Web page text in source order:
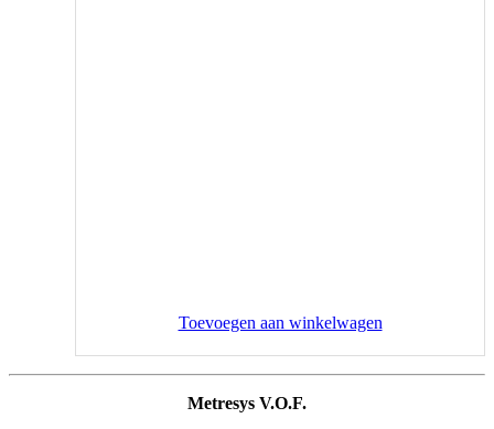
Toevoegen aan winkelwagen
Metresys V.O.F.